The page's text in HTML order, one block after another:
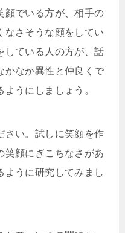
顔でいる方が、相手の
なさそうな顔をしてい
している人の方が、話
かなか異性と仲良くで
うにしましょう。
さい。試しに笑顔を作
笑顔にぎこちなさがあ
ように研究してみまし